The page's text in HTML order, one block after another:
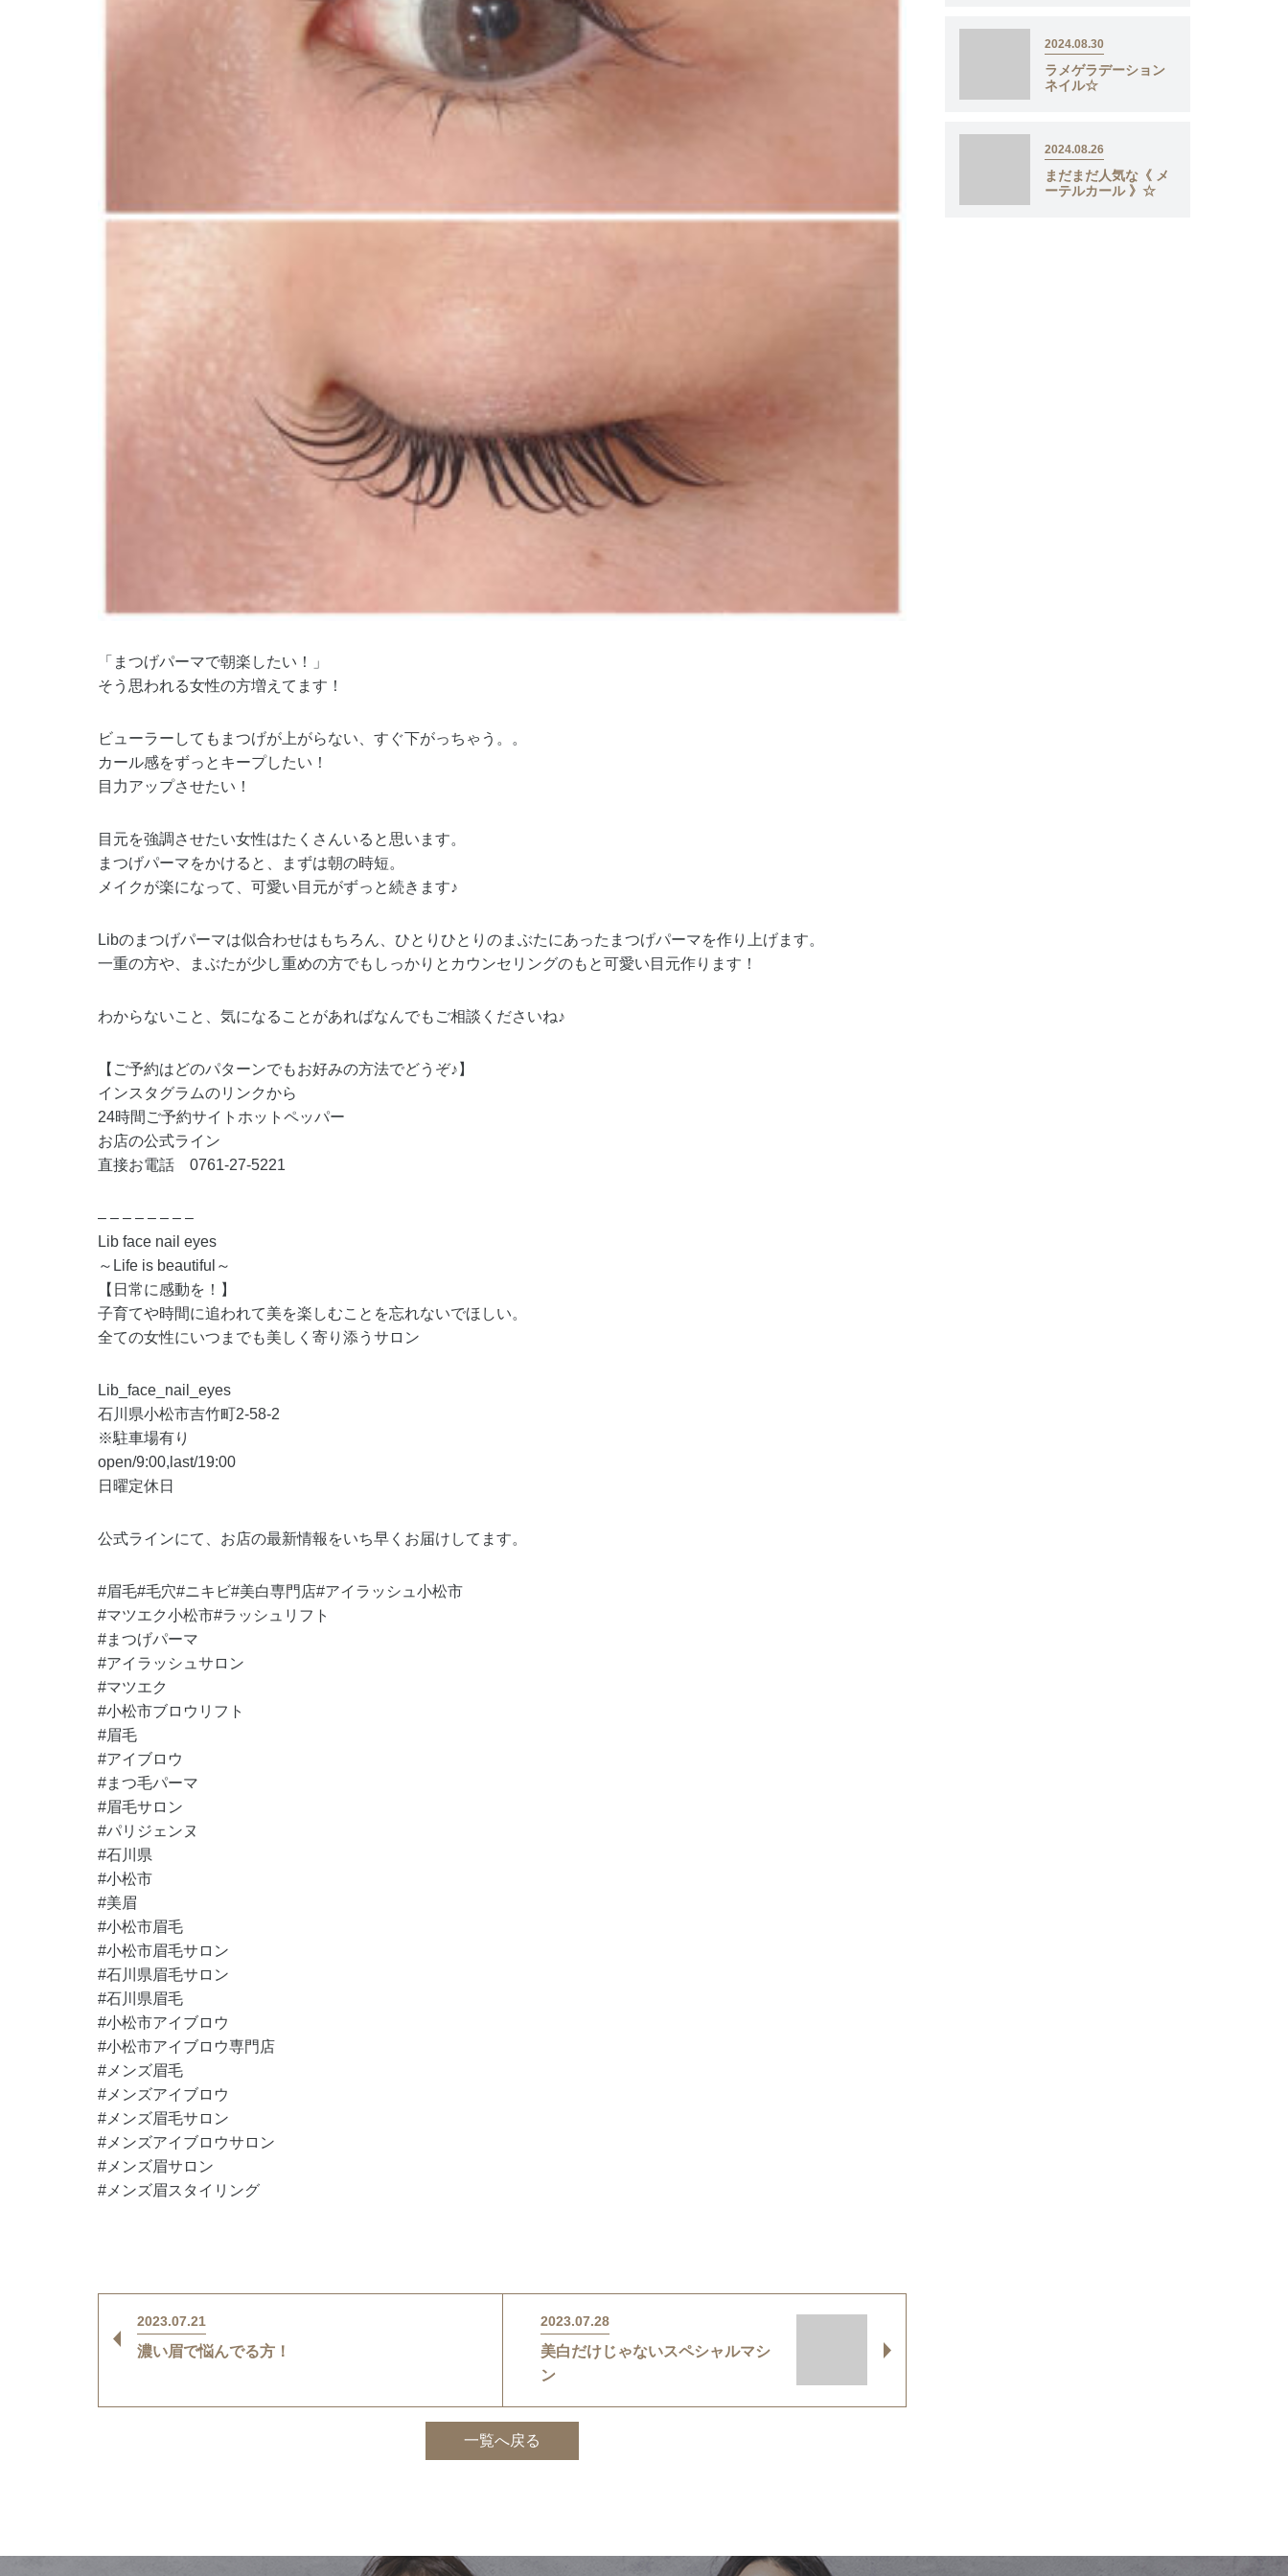
「まつげパーマで朝楽したい！」
そう思われる女性の方増えてます！
ビューラーしてもまつげが上がらない、すぐ下がっちゃう。。
カール感をずっとキープしたい！
目力アップさせたい！
目元を強調させたい女性はたくさんいると思います。
まつげパーマをかけると、まずは朝の時短。
メイクが楽になって、可愛い目元がずっと続きます♪
Libのまつげパーマは似合わせはもちろん、ひとりひとりのまぶたにあったまつげパーマを作り上げます。
一重の方や、まぶたが少し重めの方でもしっかりとカウンセリングのもと可愛い目元作ります！
わからないこと、気になることがあればなんでもご相談くださいね♪
【ご予約はどのパターンでもお好みの方法でどうぞ♪】
インスタグラムのリンクから
24時間ご予約サイトホットペッパー
お店の公式ライン
直接お電話 0761-27-5221
– – – – – – – –
Lib face nail eyes
～Life is beautiful～
【日常に感動を！】
子育てや時間に追われて美を楽しむことを忘れないでほしい。
全ての女性にいつまでも美しく寄り添うサロン
Lib_face_nail_eyes
石川県小松市吉竹町2-58-2
※駐車場有り
open/9:00,last/19:00
日曜定休日
公式ラインにて、お店の最新情報をいち早くお届けしてます。
#眉毛#毛穴#ニキビ#美白専門店#アイラッシュ小松市
#マツエク小松市#ラッシュリフト
#まつげパーマ
#アイラッシュサロン
#マツエク
#小松市ブロウリフト
#眉毛
#アイブロウ
#まつ毛パーマ
#眉毛サロン
#パリジェンヌ
#石川県
#小松市
#美眉
#小松市眉毛
#小松市眉毛サロン
#石川県眉毛サロン
#石川県眉毛
#小松市アイブロウ
#小松市アイブロウ専門店
#メンズ眉毛
#メンズアイブロウ
#メンズ眉毛サロン
#メンズアイブロウサロン
#メンズ眉サロン
#メンズ眉スタイリング
2023.07.21
濃い眉で悩んでる方！
2023.07.28
美白だけじゃないスペシャルマシ
ン
一覧へ戻る
2024.08.30
ラメゲラデーション
ネイル☆
2024.08.26
まだまだ人気な《 メ
ーテルカール 》☆